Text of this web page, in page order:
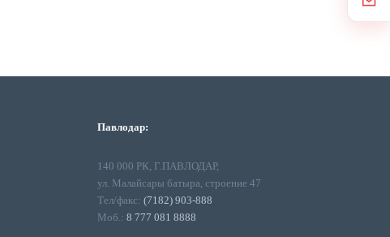
Павлодар:
140 000 РК, Г.ПАВЛОДАР,
ул. Малайсары батыра, строение 47
Тел/факс: (7182) 903-888
Моб.: 8 777 081 8888